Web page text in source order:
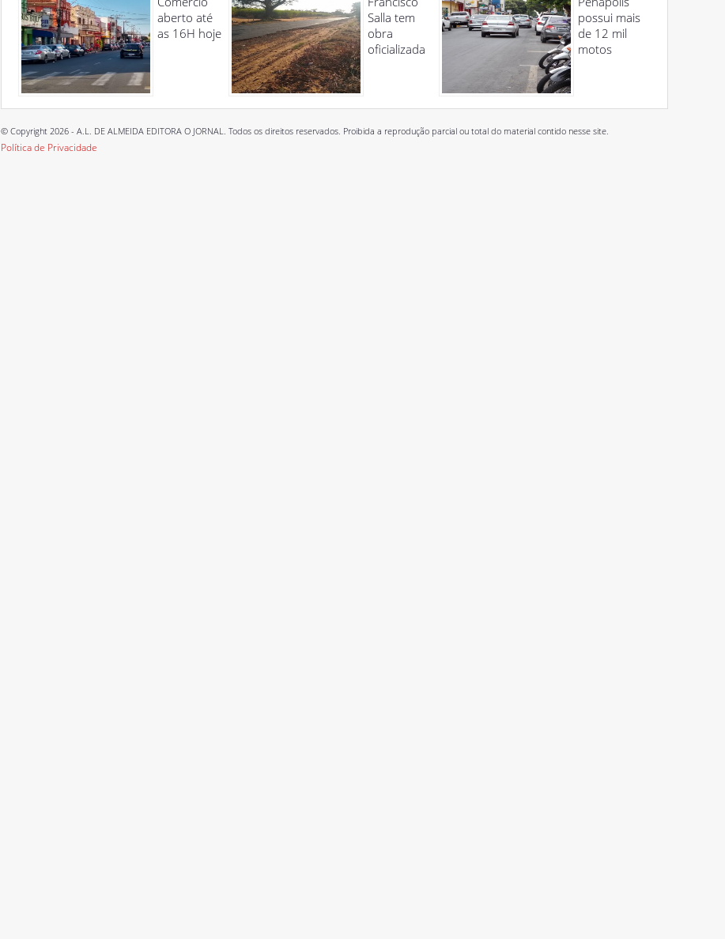
aberto até
as 16H hoje
Salla tem
obra
oficializada
possui mais
de 12 mil
motos
© Copyright 2026 - A.L. DE ALMEIDA EDITORA O JORNAL. Todos os direitos reservados. Proibida a reprodução parcial ou total do material contido nesse site.
Política de Privacidade